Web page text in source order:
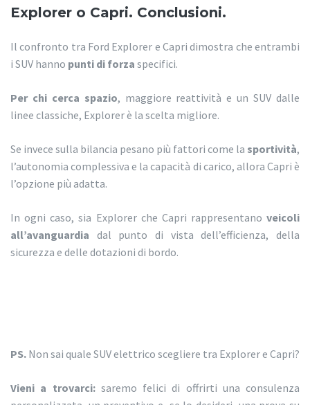
Explorer o Capri. Conclusioni.
Il confronto tra Ford Explorer e Capri dimostra che entrambi
i SUV hanno punti di forza specifici.
Per chi cerca spazio, maggiore reattività e un SUV dalle
linee classiche, Explorer è la scelta migliore.
Se invece sulla bilancia pesano più fattori come la sportività,
l’autonomia complessiva e la capacità di carico, allora Capri è
l’opzione più adatta.
In ogni caso, sia Explorer che Capri rappresentano veicoli
all’avanguardia dal punto di vista dell’efficienza, della
sicurezza e delle dotazioni di bordo.
PS. Non sai quale SUV elettrico scegliere tra Explorer e Capri?
Vieni a trovarci:saremo felici di offrirti una consulenza